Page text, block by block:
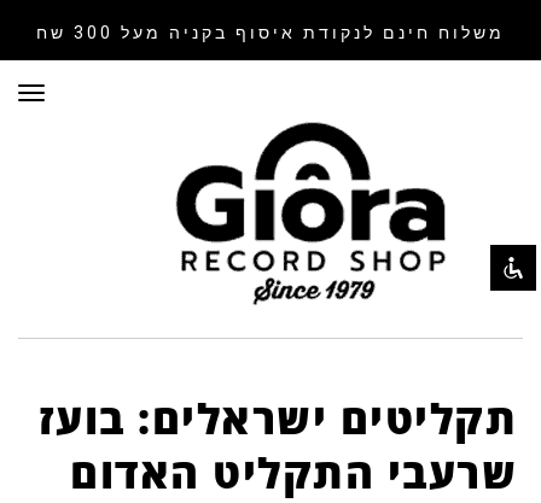
השבת את ההבזקים
סמן כותרות
צבע רקע
זום (הקטנה)
spellcheck גופן קריא
brightness_high ניגודיות בהירה
משלוח חינם לנקודת איסוף בקניה מעל 300 שח
תקליטים ישראלים: בועז
שרעבי התקליט האדום